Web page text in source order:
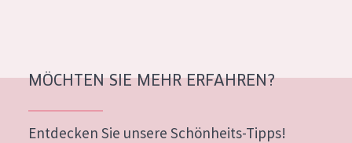
MÖCHTEN SIE MEHR ERFAHREN?
Entdecken Sie unsere Schönheits-Tipps!